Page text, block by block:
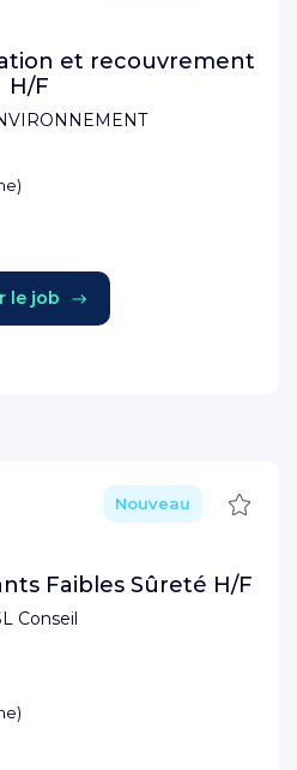
et recouvrement
H/F
)
le job
Conseil
Nouveau
Faibles Sûreté H/F
)